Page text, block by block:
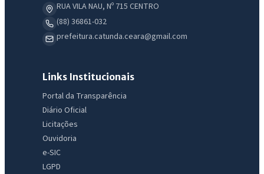
RUA VILA NAU, Nº 715 CENTRO
(88) 36861-032
prefeitura.catunda.ceara@gmail.com
Links Institucionais
Portal da Transparência
Diário Oficial
Licitações
Ouvidoria
e-SIC
LGPD